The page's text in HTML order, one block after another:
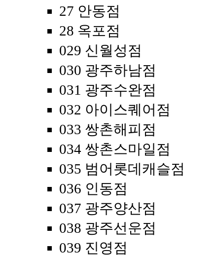
27 안동점
28 옥포점
029 신월성점
030 광주하남점
031 광주수완점
032 아이스퀘어점
033 쌍촌해피점
034 쌍촌스마일점
035 범어롯데캐슬점
036 인동점
037 광주양산점
038 광주선운점
039 진영점